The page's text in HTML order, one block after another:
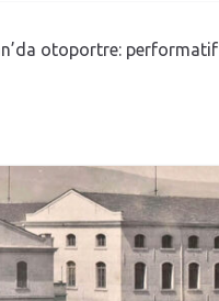
otoportre: